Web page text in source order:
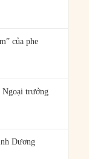
của phe
Ngoại trưởng
Dương